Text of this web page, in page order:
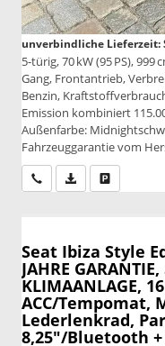
unverbindliche Lieferzeit:
5-türig, 70 kW (95 PS), 999
Gang, Frontantrieb,
Benzin,
Emission kombiniert
Außenfarbe:
Fahrzeuggarantie vom
Wir rufen Sie an
PDF-Datei,
Seat Ibiza Style
JAHRE
KLIMAANLAGE,
ACC/
Lederlenkrad,
8,25"/Bluetooth +